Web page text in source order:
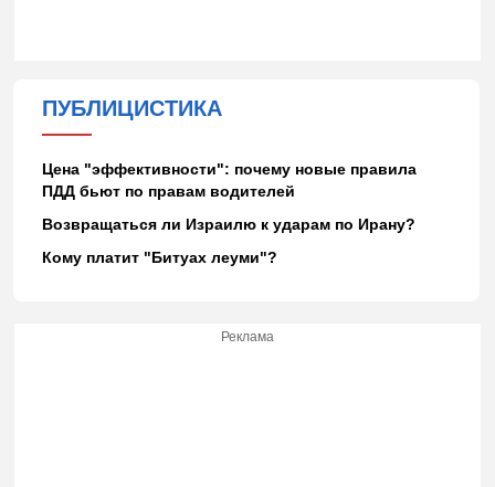
ПУБЛИЦИСТИКА
Цена "эффективности": почему новые правила
ПДД бьют по правам водителей
Возвращаться ли Израилю к ударам по Ирану?
Кому платит "Битуах леуми"?
Реклама